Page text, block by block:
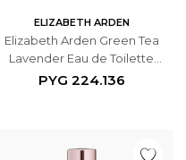
ELIZABETH ARDEN
Elizabeth Arden Green Tea
Lavender Eau de Toilette
100ml
PYG 224.136